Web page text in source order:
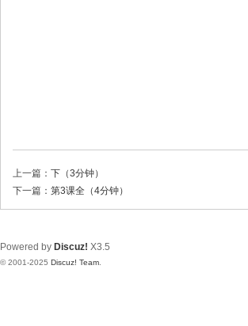
上一篇： 下（3分钟）
下一篇： 第3课全（4分钟）
Powered by Discuz! X3.5
© 2001-2025 Discuz! Team